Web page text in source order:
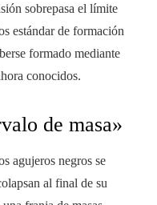
sobrepasa el límite
estándar de formación
formado mediante
conocidos.
de masa»
agujeros negros se
al final de su